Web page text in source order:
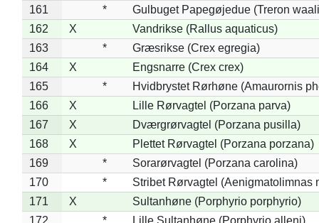
161
*
Gulbuget Papegøjedue (Treron
162
X
Vandrikse (Rallus aquaticus)
163
*
Græsrikse (Crex egregia)
164
X
Engsnarre (Crex crex)
165
*
Hvidbrystet Rørhøne (Amaurornis
166
X
Lille Rørvagtel (Porzana parva)
167
X
Dværgrørvagtel (Porzana pusilla)
168
X
Plettet Rørvagtel (Porzana porzana)
169
*
Sorarørvagtel (Porzana carolina)
170
*
Stribet Rørvagtel (Aenigmatolimnas
171
X
Sultanhøne (Porphyrio porphyrio)
172
*
Lille Sultanhøne (Porphyrio alleni)